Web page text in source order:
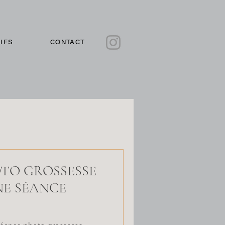
CONTACT
GROSSESSE
SÉANCE